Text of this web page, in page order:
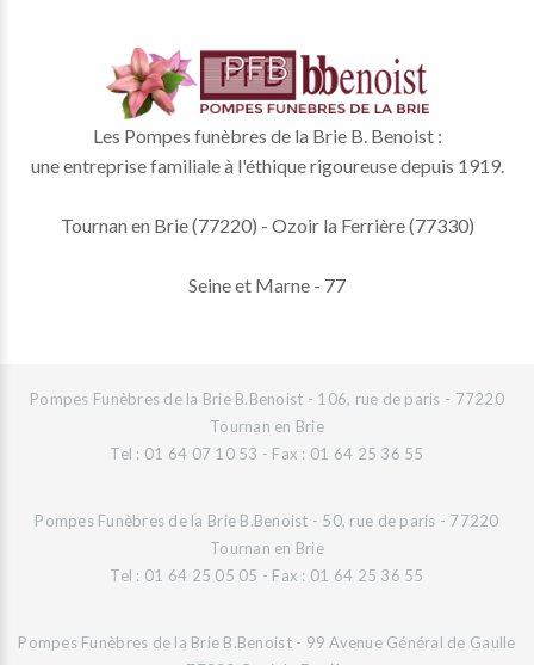
Les Pompes funèbres de la Brie B. Benoist :
une entreprise familiale à l'éthique rigoureuse depuis 1919.
Tournan en Brie (77220) - Ozoir la Ferrière (77330)
Seine et Marne - 77
Pompes Funèbres de la Brie B.Benoist - 106, rue de paris - 77220
Tournan en Brie
Tel : 01 64 07 10 53 - Fax : 01 64 25 36 55
Pompes Funèbres de la Brie B.Benoist - 50, rue de paris - 77220
Tournan en Brie
Tel : 01 64 25 05 05 - Fax : 01 64 25 36 55
Pompes Funèbres de la Brie B.Benoist - 99 Avenue Général de Gaulle